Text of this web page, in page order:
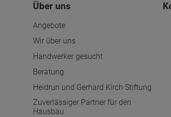
Über uns
Angebote
Wir über uns
Handwerker gesucht
Beratung
Heidrun und Gerhard Kirch Stiftung
Zuverlässiger Partner für den
Hausbau